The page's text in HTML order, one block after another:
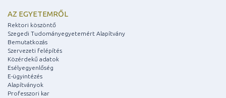
AZ EGYETEMRŐL
Rektori köszöntő
Szegedi Tudományegyetemért Alapítvány
Bemutatkozás
Szervezeti felépítés
Közérdekű adatok
Esélyegyenlőség
E-ügyintézés
Alapítványok
Professzori kar